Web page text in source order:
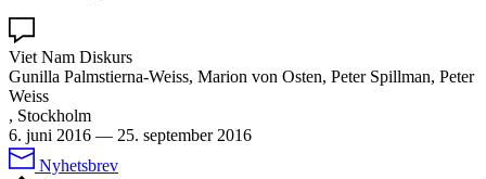
Viet Nam Diskurs
Gunilla Palmstierna-Weiss, Marion von Osten, Peter Spillman, Peter
Weiss
, Stockholm
6. juni 2016 — 25. september 2016
Nyhetsbrev